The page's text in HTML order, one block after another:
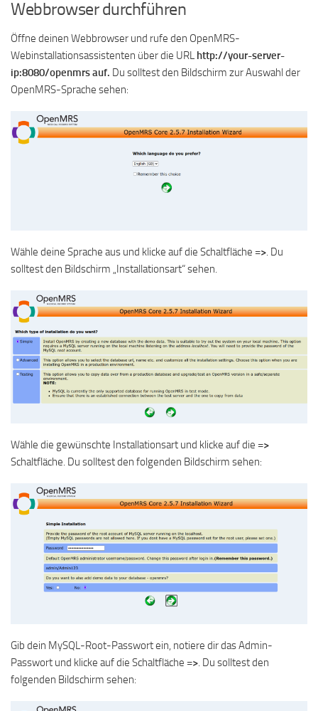
Webbrowser durchführen
Öffne deinen Webbrowser und rufe den OpenMRS-
Webinstallationsassistenten über die URL http://your-server-
ip:8080/openmrs auf. Du solltest den Bildschirm zur Auswahl der
OpenMRS-Sprache sehen:
Wähle deine Sprache aus und klicke auf die Schaltfläche =>. Du
solltest den Bildschirm „Installationsart“ sehen.
Wähle die gewünschte Installationsart und klicke auf die =>
Schaltfläche. Du solltest den folgenden Bildschirm sehen:
Gib dein MySQL-Root-Passwort ein, notiere dir das Admin-
Passwort und klicke auf die Schaltfläche =>. Du solltest den
folgenden Bildschirm sehen: